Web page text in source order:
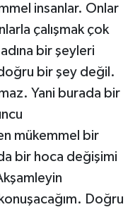
insanlar. Onlar
çalışmak çok
bir şeyleri
bir şey değil.
Yani burada bir
mükemmel bir
bir hoca değişimi
Doğru